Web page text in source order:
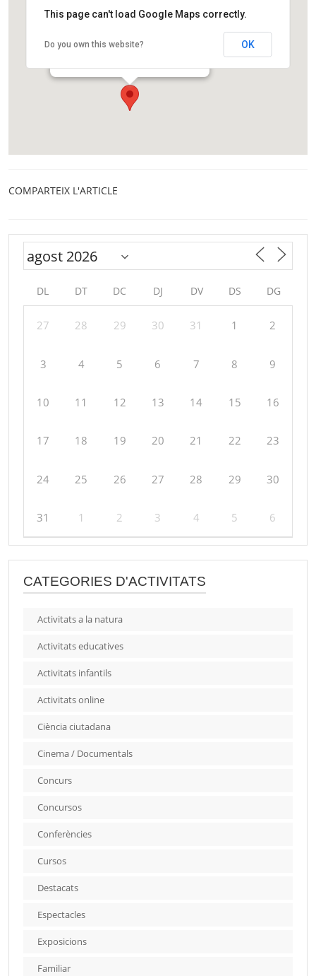
Biblioteca Central Tecla Sala
Avinguda de Josep Tarradellas i Joan, 44
This page can't load Google Maps correctly.
Do you own this website? OK
COMPARTEIX L'ARTICLE
DL DT DC DJ DV DS DG
27 28 29 30 31 1 2
3 4 5 6 7 8 9
10 11 12 13 14 15 16
17 18 19 20 21 22 23
24 25 26 27 28 29 30
31 1 2 3 4 5 6
CATEGORIES D'ACTIVITATS
Activitats a la natura
Activitats educatives
Activitats infantils
Activitats online
Ciència ciutadana
Cinema / Documentals
Concurs
Concursos
Conferències
Cursos
Destacats
Espectacles
Exposicions
Familiar